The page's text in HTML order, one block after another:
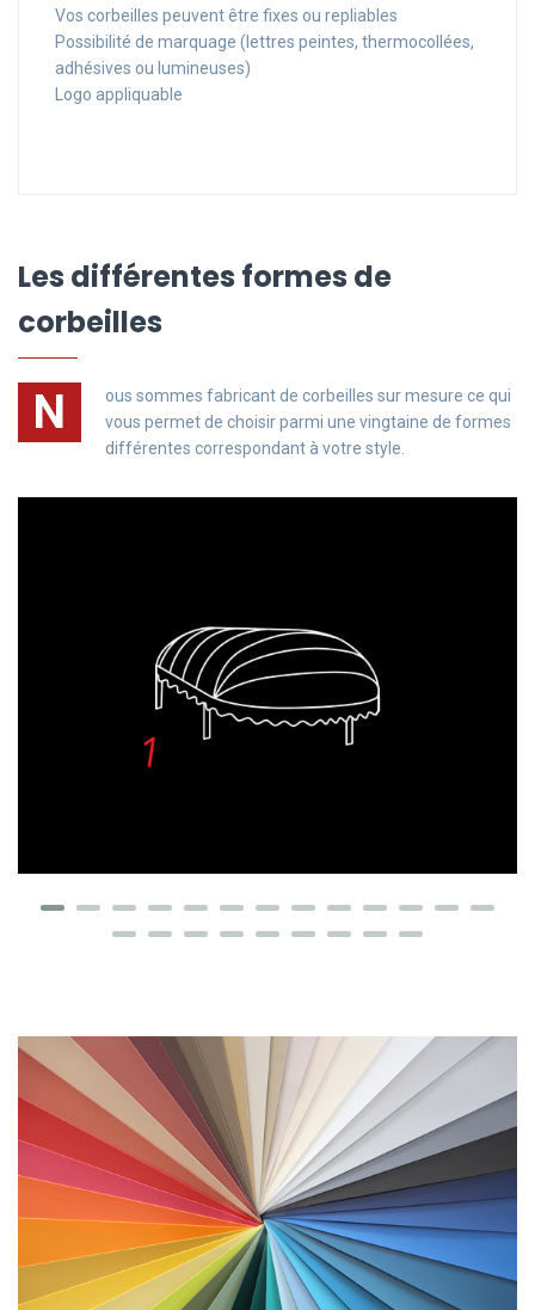
Vos corbeilles peuvent être fixes ou repliables
Possibilité de marquage (lettres peintes, thermocollées,
adhésives ou lumineuses)
Logo appliquable
Les différentes formes de
corbeilles
N
ous sommes fabricant de corbeilles sur mesure ce qui
vous permet de choisirparmi une vingtaine de formes
différentes correspondant à votre style.